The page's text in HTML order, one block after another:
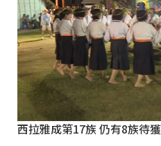
西拉雅成第17族 仍有8族待